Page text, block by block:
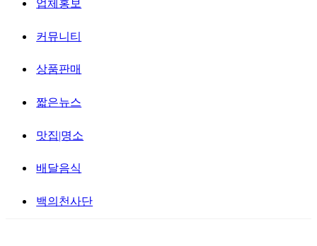
업체홍보
커뮤니티
상품판매
짧은뉴스
맛집|명소
배달음식
백의천사단